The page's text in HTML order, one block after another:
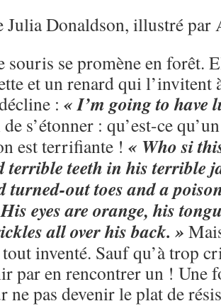
Julia Donaldson, illustré par
souris se promène en forêt.
et un renard qui l’invitent
: « I’m going to have
s’étonner : qu’est-ce
est terrifiante ! « Who si
terrible teeth in his terrible
turned-out toes and a
eyes are orange, his
all over his back. »
inventé. Sauf qu’à trop
par en rencontrer un ! Une
ne pas devenir le plat de